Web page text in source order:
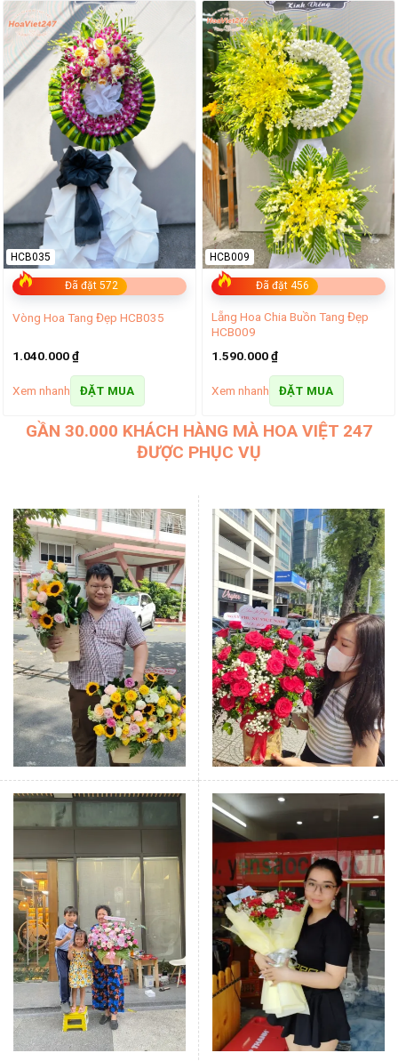
Đã đặt 572
HCB035
Vòng Hoa Tang Đẹp HCB035
1.040.000₫
Xem nhanh ĐẶT MUA
Đã đặt 456
HCB009
Lẵng Hoa Chia Buồn Tang Đẹp
HCB009
1.590.000₫
Xem nhanh ĐẶT MUA
GẦN 30.000 KHÁCH HÀNG MÀ HOA VIỆT 247
ĐƯỢC PHỤC VỤ